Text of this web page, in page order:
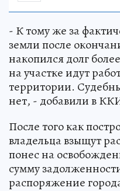
- К тому же за
земли после
накопился долг
на участке идут
территории.
нет, - добавили в
После того как
владельца взыщут
понес на
сумму
распоряжение